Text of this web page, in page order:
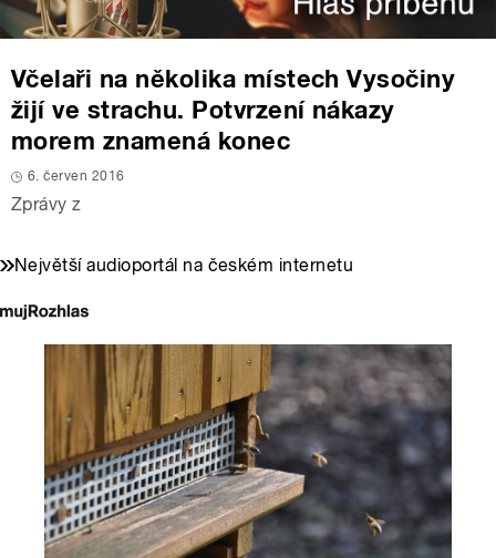
Včelaři na několika místech Vysočiny
žijí ve strachu. Potvrzení nákazy
morem znamená konec
6. červen 2016
Zprávy z
Největší audioportál na českém internetu